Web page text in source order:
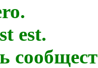
est.